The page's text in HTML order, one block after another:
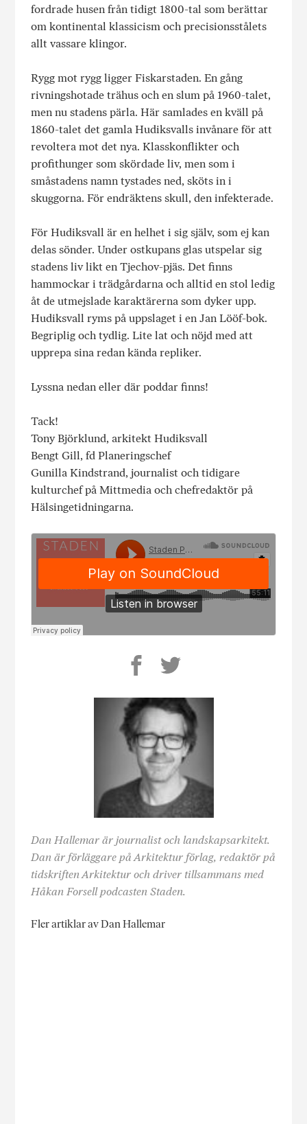
fordrade husen från tidigt 1800-tal som berättar
om kontinental klassicism och precisionsstålets
allt vassare klingor.
Rygg mot rygg ligger Fiskarstaden. En gång
rivningshotade trähus och en slum på 1960-talet,
men nu stadens pärla. Här samlades en kväll på
1860-talet det gamla Hudiksvalls invånare för att
revoltera mot det nya. Klasskonflikter och
profithunger som skördade liv, men som i
småstadens namn tystades ned, sköts in i
skuggorna. För endräktens skull, den infekterade.
För Hudiksvall är en helhet i sig själv, som ej kan
delas sönder. Under ostkupans glas utspelar sig
stadens liv likt en Tjechov-pjäs. Det finns
hammockar i trädgårdarna och alltid en stol ledig
åt de utmejslade karaktärerna som dyker upp.
Hudiksvall ryms på uppslaget i en Jan Lööf-bok.
Begriplig och tydlig. Lite lat och nöjd med att
upprepa sina redan kända repliker.
Lyssna nedan eller där poddar finns!
Tack!
Tony Björklund, arkitekt Hudiksvall
Bengt Gill, fd Planeringschef
Gunilla Kindstrand, journalist och tidigare
kulturchef på Mittmedia och chefredaktör på
Hälsingetidningarna.
Dan Hallemar är journalist och landskapsarkitekt.
Dan är förläggare på Arkitektur förlag, redaktör på
tidskriften Arkitektur och driver tillsammans med
Håkan Forsell podcasten Staden.
Fler artiklar av Dan Hallemar